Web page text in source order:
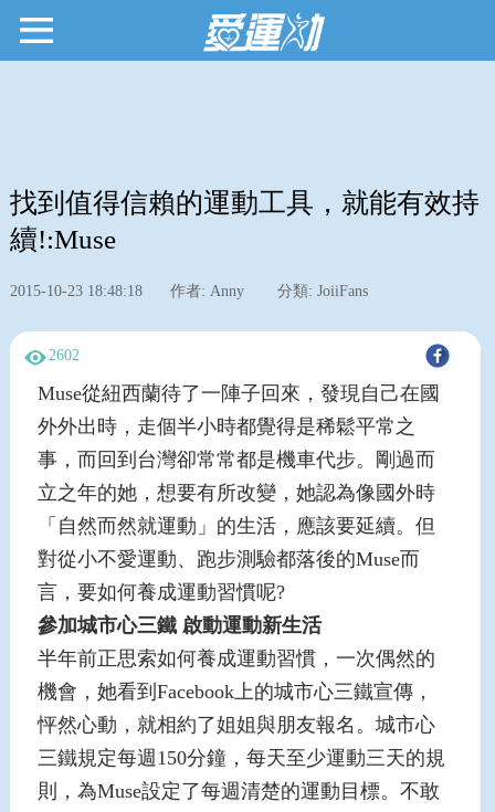
找到值得信賴的運動工具，就能有效持
續!:Muse
2015-10-23 18:48:18 作者: Anny 分類: JoiiFans
2602
Muse從紐西蘭待了一陣子回來，發現自己在國
外外出時，走個半小時都覺得是稀鬆平常之
事，而回到台灣卻常常都是機車代步。剛過而
立之年的她，想要有所改變，她認為像國外時
「自然而然就運動」的生活，應該要延續。但
對從小不愛運動、跑步測驗都落後的Muse而
言，要如何養成運動習慣呢?
參加城市心三鐵 啟動運動新生活
半年前正思索如何養成運動習慣，一次偶然的
機會，她看到Facebook上的城市心三鐵宣傳，
怦然心動，就相約了姐姐與朋友報名。城市心
三鐵規定每週150分鐘，每天至少運動三天的規
則，為Muse設定了每週清楚的運動目標。不敢